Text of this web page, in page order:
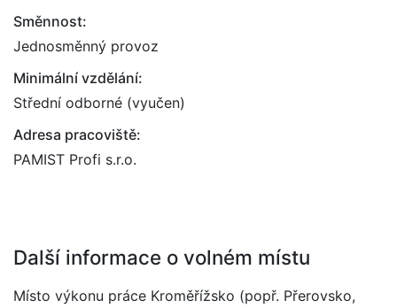
Směnnost:
Jednosměnný provoz
Minimální vzdělání:
Střední odborné (vyučen)
Adresa pracoviště:
PAMIST Profi s.r.o.
Další informace o volném místu
Místo výkonu práce Kroměřížsko (popř. Přerovsko,